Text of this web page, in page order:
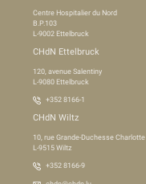
Centre Hospitalier du Nord
B.P.103
L-9002 Ettelbruck
CHdN Ettelbruck
120, avenue Salentiny
L-9080 Ettelbruck
+352 8166-1
CHdN Wiltz
10, rue Grande-Duchesse Charlotte
L-9515 Wiltz
+352 8166-9